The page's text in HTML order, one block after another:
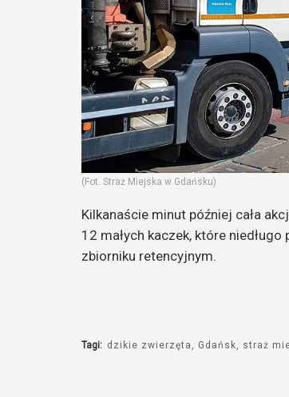
(Fot. Straż Miejska w Gdańsku)
Kilkanaście minut później cała
12 małych kaczek, które
zbiorniku retencyjnym.
Tagi: dzikie zwierzęta Gdańsk straż